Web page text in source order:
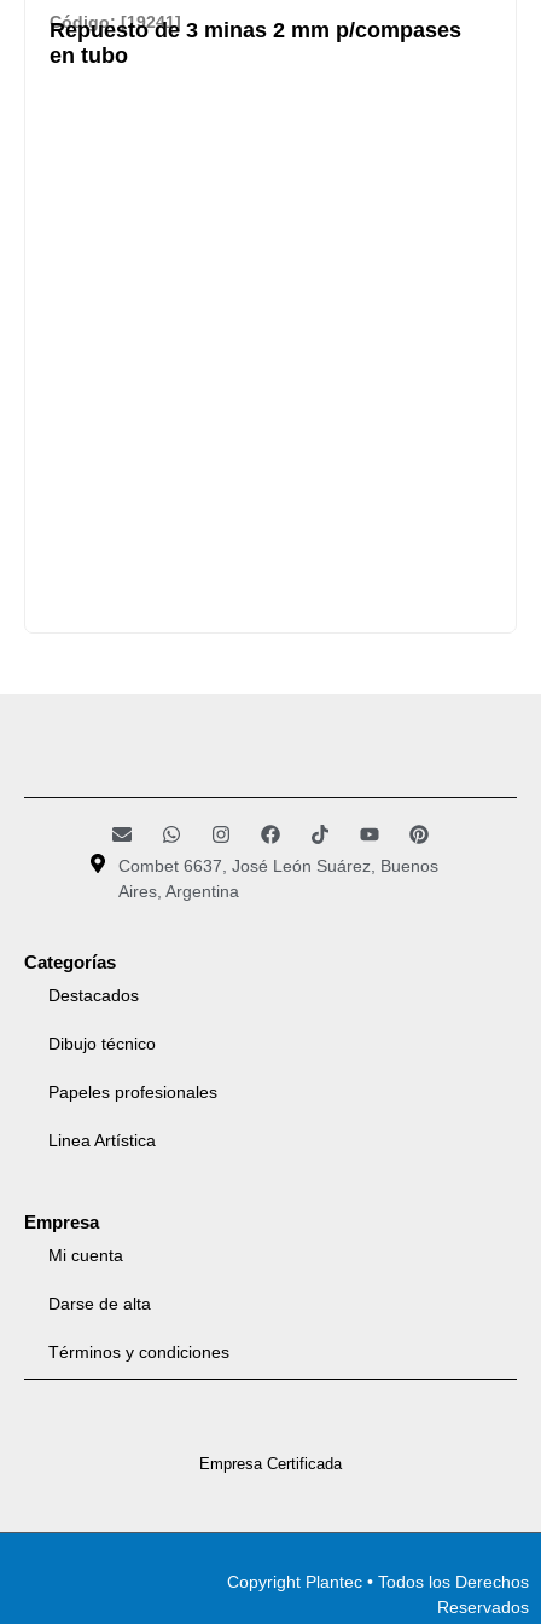
Código: [19241]
Repuesto de 3 minas 2 mm p/compases
en tubo
Combet 6637, José León Suárez, Buenos
Aires, Argentina
Categorías
Destacados
Dibujo técnico
Papeles profesionales
Linea Artística
Empresa
Mi cuenta
Darse de alta
Términos y condiciones
Empresa Certificada
Copyright Plantec • Todos los Derechos
Reservados